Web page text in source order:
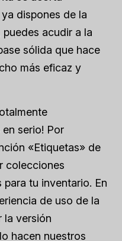
dispones de la
acudir a la
sólida que hace
más eficaz y
serio! Por
«Etiquetas» de
colecciones
tu inventario. En
de uso de la
la versión
hacen nuestros